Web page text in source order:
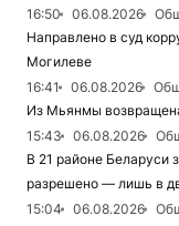
16:50
06.08.2026
Направлено в суд
Могилеве
16:41
06.08.2026
Из Мьянмы
15:43
06.08.2026
В 21 районе Беларуси
разрешено — лишь в
15:04
06.08.2026